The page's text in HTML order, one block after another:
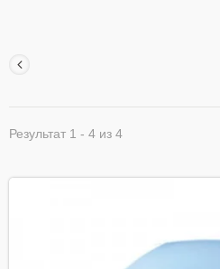
Результат 1 - 4 из 4